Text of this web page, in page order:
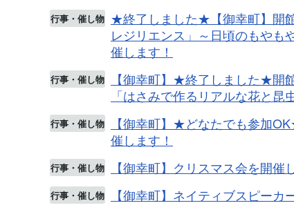
行事・催し物 ★終了しました★【御幸町】開
レジリエンス」～日頃のもやも
催します！
行事・催し物
【御幸町】★終了しました★開
「はさみで作るリアルな花と昆
行事・催し物
【御幸町】★どなたでも参加
催します！
行事・催し物 【御幸町】クリスマス会を開催
行事・催し物 【御幸町】ネイティブスピー